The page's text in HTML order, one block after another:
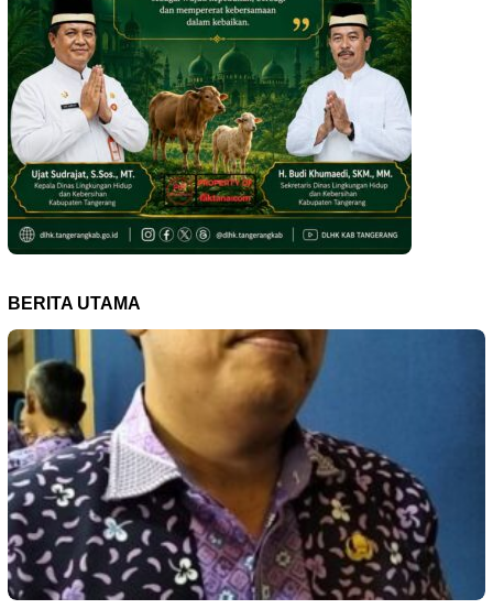
BERITA UTAMA